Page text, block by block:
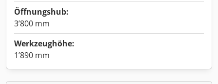
Öffnungshub:
3’800 mm
Werkzeughöhe:
1’890 mm